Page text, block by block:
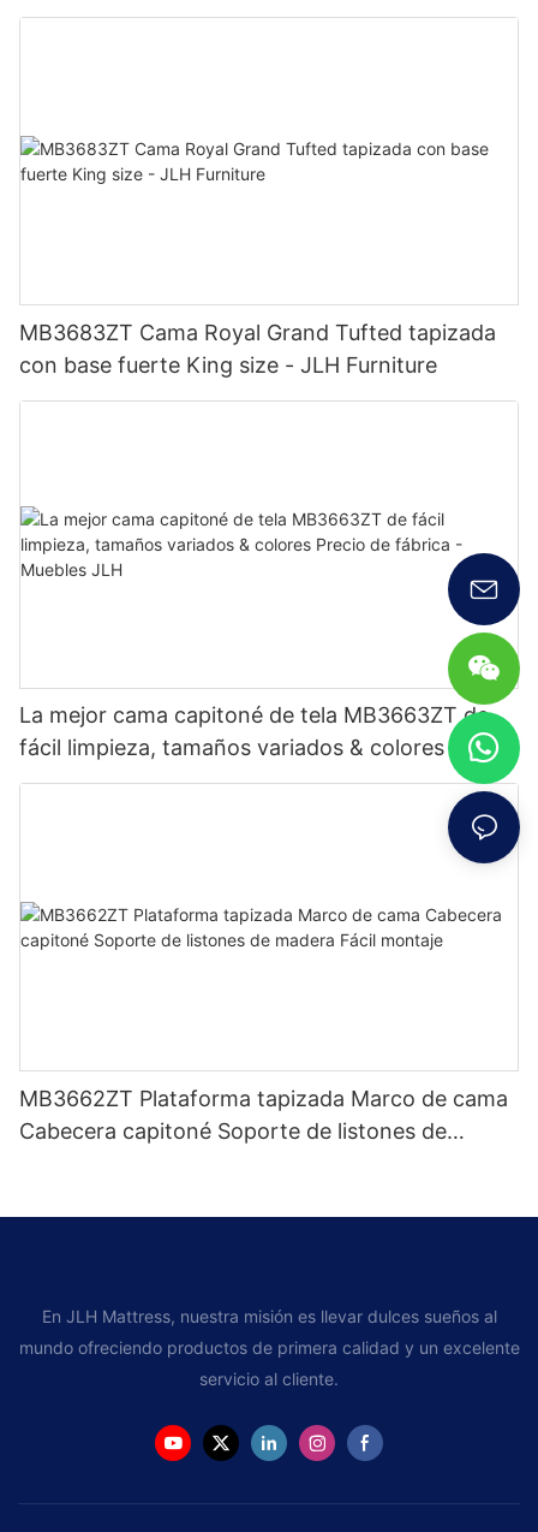
Precio de fábrica - Muebles JLH
MB3683ZT Cama Royal Grand Tufted tapizada
con base fuerte King size - JLH Furniture
La mejor cama capitoné de tela MB3663ZT de
fácil limpieza, tamaños variados & colores Precio
de fábrica - Muebles JLH
MB3662ZT Plataforma tapizada Marco de cama
Cabecera capitoné Soporte de listones de
En JLH Mattress, nuestra misión es llevar dulces sueños al
mundo ofreciendo productos de primera calidad y un excelente
servicio al cliente.